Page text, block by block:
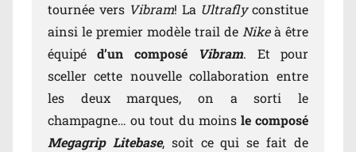
tournée vers Vibram! La Ultraflyconstitue
ainsi le premier modèle trail de Nikeà être
équipéd’un composé Vibram. Et pour
sceller cette nouvelle collaboration entre
les deux marques, on a sorti le
champagne… ou tout du moinsle composé
Megagrip Litebase, soit ce qui se fait de